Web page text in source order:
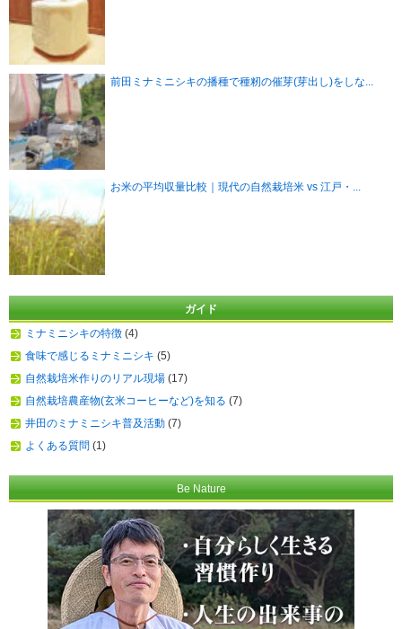
前田ミナミニシキの播種で種籾の催芽(芽出し)をしな...
お米の平均収量比較｜現代の自然栽培米 vs 江戸・...
ガイド
ミナミニシキの特徴 (4)
食味で感じるミナミニシキ (5)
自然栽培米作りのリアル現場 (17)
自然栽培農産物(玄米コーヒーなど)を知る (7)
井田のミナミニシキ普及活動 (7)
よくある質問 (1)
Be Nature